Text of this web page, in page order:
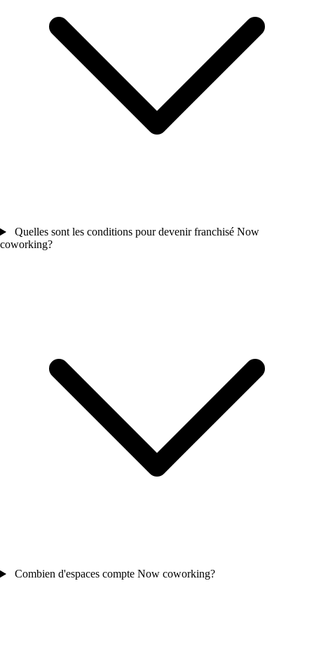
Quelles sont les conditions pour devenir franchisé Now
coworking?
Combien d'espaces compte Now coworking?